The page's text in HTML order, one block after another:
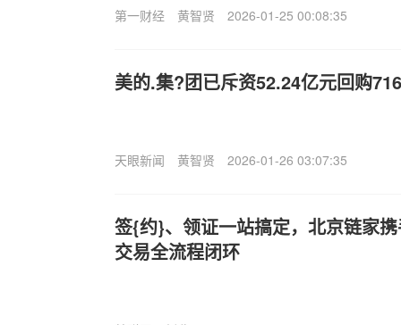
第一财经 黄智贤 2026-01-25 00:08:35
美的.集?团已斥资52.24亿元回购
天眼新闻 黄智贤 2026-01-26 03:07:35
签{约}、领证一站搞定，北京链家
交易全流程闭环